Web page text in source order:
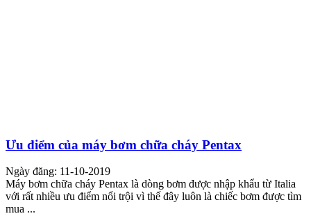
Ưu điểm của máy bơm chữa cháy Pentax
Ngày đăng: 11-10-2019
Máy bơm chữa cháy Pentax là dòng bơm được nhập khẩu từ Italia
với rất nhiều ưu điểm nổi trội vì thế đây luôn là chiếc bơm được tìm
mua ...